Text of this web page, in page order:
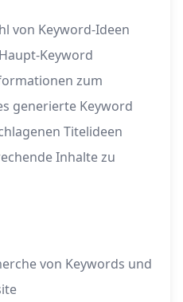
von Keyword-Ideen
Keyword
zum
generierte Keyword
Titelideen
Inhalte zu
von Keywords und